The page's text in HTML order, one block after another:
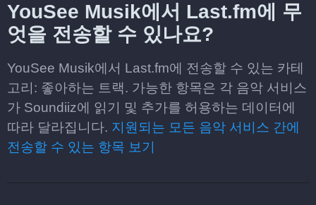
YouSee Musik에서 Last.fm에 무
엇을 전송할 수 있나요?
YouSee Musik에서 Last.fm에 전송할 수 있는 카테
고리: 좋아하는 트랙. 가능한 항목은 각 음악 서비스
가 Soundiiz에 읽기 및 추가를 허용하는 데이터에
따라 달라집니다. 지원되는 모든 음악 서비스 간에
전송할 수 있는 항목 보기